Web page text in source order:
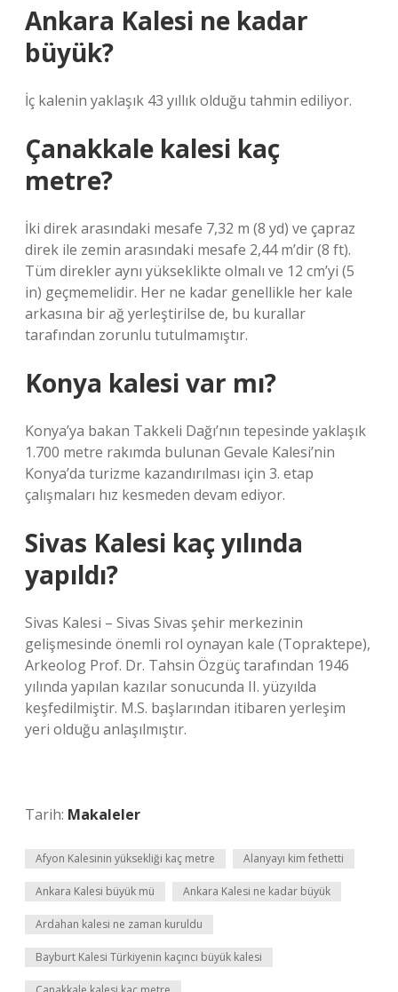
Ankara Kalesi ne kadar
büyük?
İç kalenin yaklaşık 43 yıllık olduğu tahmin ediliyor.
Çanakkale kalesi kaç
metre?
İki direk arasındaki mesafe 7,32 m (8 yd) ve çapraz
direk ile zemin arasındaki mesafe 2,44 m’dir (8 ft).
Tüm direkler aynı yükseklikte olmalı ve 12 cm’yi (5
in) geçmemelidir. Her ne kadar genellikle her kale
arkasına bir ağ yerleştirilse de, bu kurallar
tarafından zorunlu tutulmamıştır.
Konya kalesi var mı?
Konya’ya bakan Takkeli Dağı’nın tepesinde yaklaşık
1.700 metre rakımda bulunan Gevale Kalesi’nin
Konya’da turizme kazandırılması için 3. etap
çalışmaları hız kesmeden devam ediyor.
Sivas Kalesi kaç yılında
yapıldı?
Sivas Kalesi – Sivas Sivas şehir merkezinin
gelişmesinde önemli rol oynayan kale (Topraktepe),
Arkeolog Prof. Dr. Tahsin Özgüç tarafından 1946
yılında yapılan kazılar sonucunda II. yüzyılda
keşfedilmiştir. M.S. başlarından itibaren yerleşim
yeri olduğu anlaşılmıştır.
Tarih: Makaleler
Afyon Kalesinin yüksekliği kaç metre Alanyayı kim fethetti
Ankara Kalesi büyük mü Ankara Kalesi ne kadar büyük
Ardahan kalesi ne zaman kuruldu
Bayburt Kalesi Türkiyenin kaçıncı büyük kalesi